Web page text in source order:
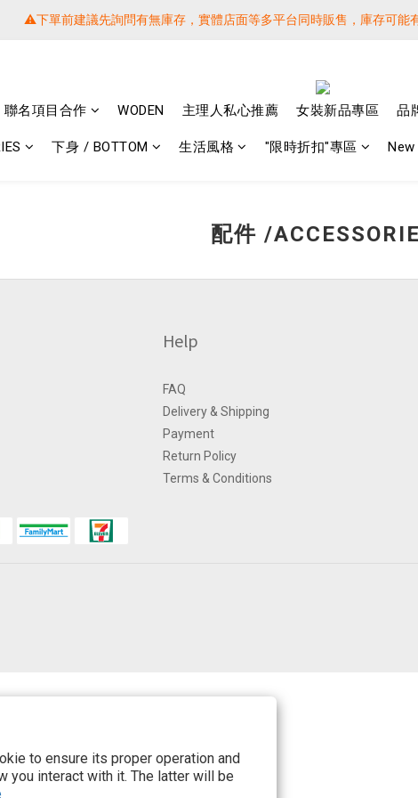
to ensure its proper operation and
you interact with it. The latter will be
⚠️下單前建議先詢問有無庫存，實體店面等多平台同時販售，庫存可能
⚠️下單前建議先詢問有無庫存，實體店面等多平台同時販售，庫存可能
⚠️下單前建議先詢問有無庫存，實體店面等多平台同時販售，庫存可能
聯名項目合作 WODEN 主理人私心推薦 女裝新品專區 品
下身 / BOTTOM 生活風格 "限時折扣"專區 New
配件 /
Help
FAQ
Delivery & Shipping
Payment
Return Policy
Terms & Conditions